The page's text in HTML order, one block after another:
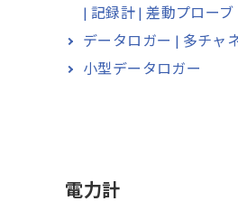
| 記録計 | 差動プローブ
データロガー | 多チャ
小型データロガー
電力計